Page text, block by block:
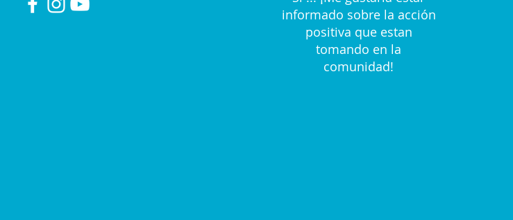
informado sobre la acción
positiva que estan
tomando en la
comunidad!